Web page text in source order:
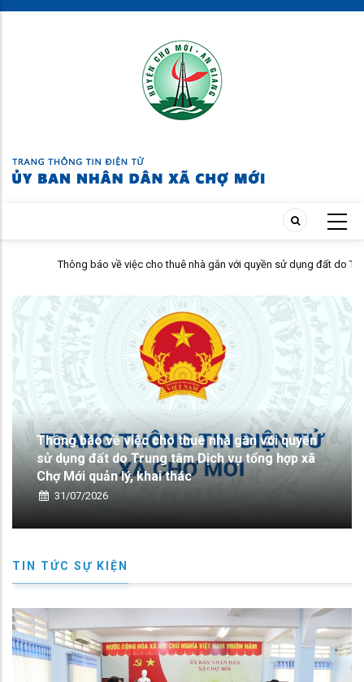
Skip
Thông báo về việc cho thuê nhà gắn với quyền sử dụng đất do Trung
HĐND xã Chợ Mới tổ chức kỳ họp thường lệ giữa
năm 2026
30/07/2026
TIN TỨC SỰ KIỆN